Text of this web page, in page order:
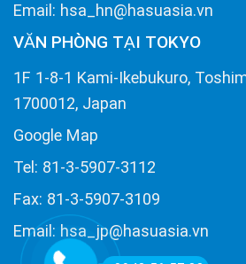
Email: hsa_hn@hasuasia.vn
VĂN PHÒNG TẠI TOKYO
1F 1-8-1 Kami-Ikebukuro,
1700012, Japan
Google Map
Tel: 81-3-5907-3112
Fax: 81-3-5907-3109
Email: hsa_jp@hasuasia.vn